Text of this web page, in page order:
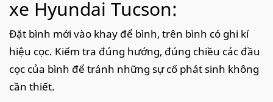
xe Hyundai Tucson:
Đặt bình mới vào khay để bình, trên bình có ghi kí
hiệu cọc. Kiểm tra đúng hướng, đúng chiều các đầu
cọc của bình để tránh những sự cố phát sinh không
cần thiết.